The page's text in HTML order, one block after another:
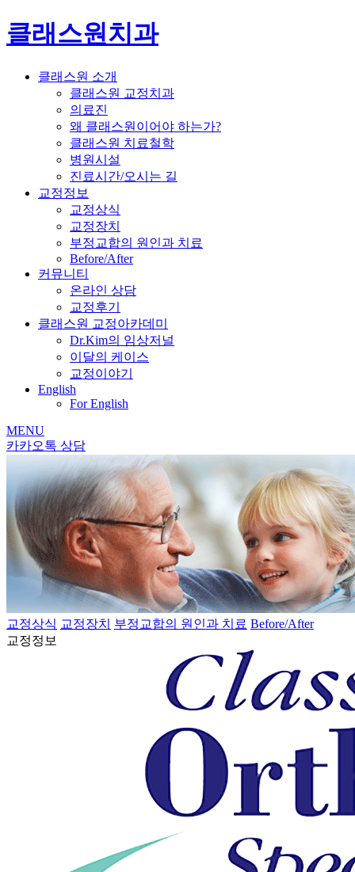
클래스원치과
클래스원 소개
클래스원 교정치과
의료진
왜 클래스원이어야 하는가?
클래스원 치료철학
병원시설
진료시간/오시는 길
교정정보
교정상식
교정장치
부정교합의 원인과 치료
Before/After
커뮤니티
온라인 상담
교정후기
클래스원 교정아카데미
Dr.Kim의 임상저널
이달의 케이스
교정이야기
English
For English
MENU
카카오톡 상담
교정상식 교정장치 부정교합의 원인과 치료 Before/After
교정정보